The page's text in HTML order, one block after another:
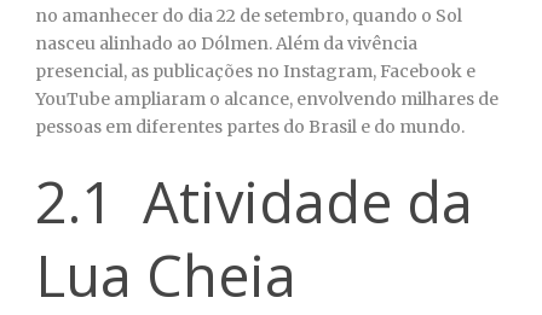
no amanhecer do dia 22 de setembro, quando o Sol
nasceu alinhado ao Dólmen. Além da vivência
presencial, as publicações no Instagram, Facebook e
YouTube ampliaram o alcance, envolvendo milhares de
pessoas em diferentes partes do Brasil e do mundo.
2.1 Atividade da
Lua Cheia